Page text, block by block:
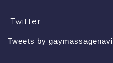
Twitter
Tweets by gaymassagenavi